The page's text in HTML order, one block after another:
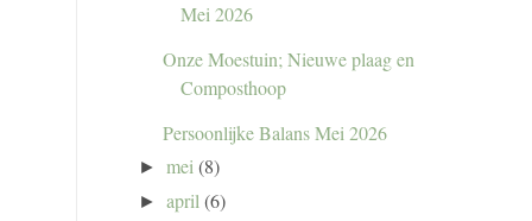
Mei 2026
Onze Moestuin; Nieuwe plaag en
Composthoop
Persoonlijke Balans Mei 2026
►mei (8)
►april (6)